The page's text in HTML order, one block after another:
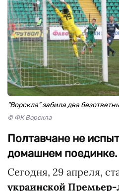
"Ворскла" забила два
© ФК Ворскла
Полтавчане не
домашнем поединке.
Сегодня, 29 апреля,
украинской